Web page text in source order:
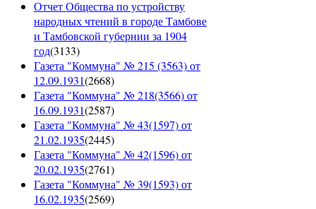
Отчет Общества по устройству
народных чтений в городе Тамбове
и Тамбовской губернии за 1904
год(3133)
Газета "Коммуна" № 215 (3563) от
12.09.1931(2668)
Газета "Коммуна" № 218(3566) от
16.09.1931(2587)
Газета "Коммуна" № 43(1597) от
21.02.1935(2445)
Газета "Коммуна" № 42(1596) от
20.02.1935(2761)
Газета "Коммуна" № 39(1593) от
16.02.1935(2569)